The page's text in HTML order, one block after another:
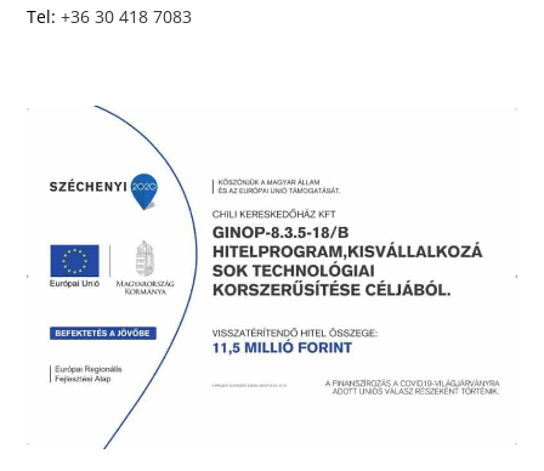
Tel:+36 30 418 7083